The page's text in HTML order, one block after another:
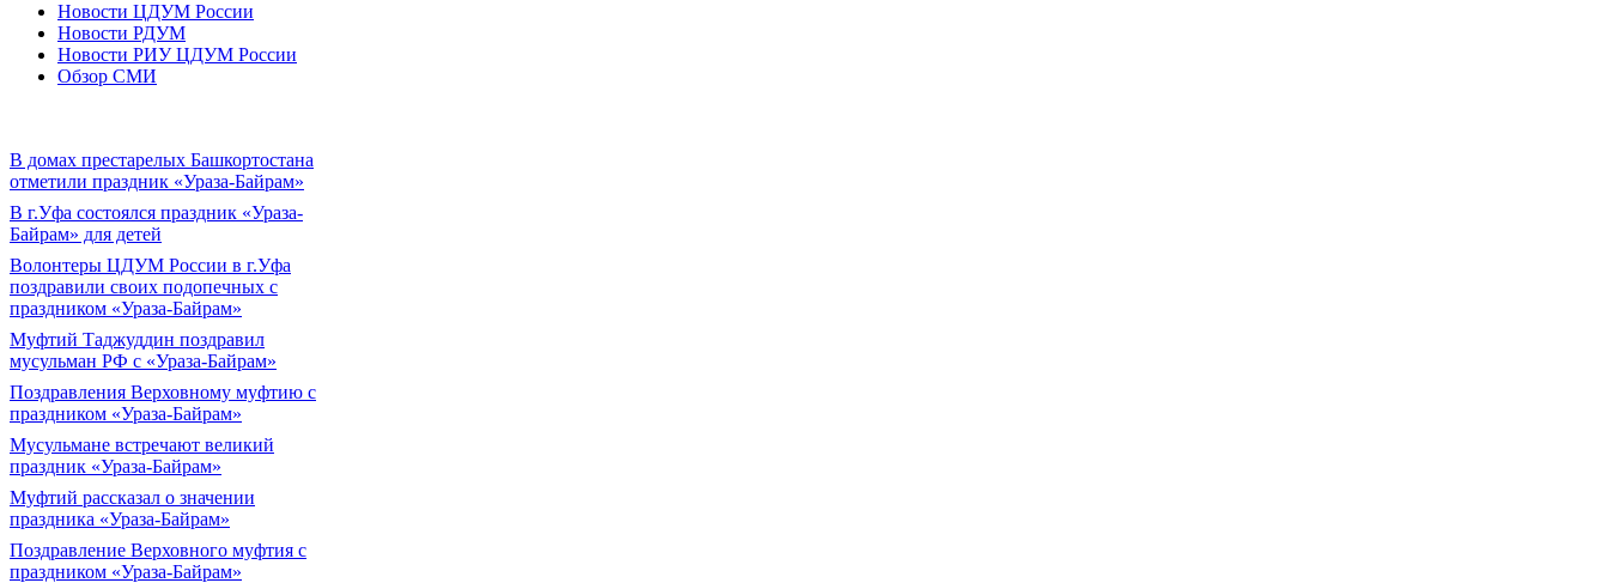
Новости ЦДУМ России
Новости РДУМ
Новости РИУ ЦДУМ России
Обзор СМИ
В домах престарелых Башкортостана
отметили праздник «Ураза-Байрам»
В г.Уфа состоялся праздник «Ураза-
Байрам» для детей
Волонтеры ЦДУМ России в г.Уфа
поздравили своих подопечных с
праздником «Ураза-Байрам»
Муфтий Таджуддин поздравил
мусульман РФ с «Ураза-Байрам»
Поздравления Верховному муфтию с
праздником «Ураза-Байрам»
Мусульмане встречают великий
праздник «Ураза-Байрам»
Муфтий рассказал о значении
праздника «Ураза-Байрам»
Поздравление Верховного муфтия с
праздником «Ураза-Байрам»